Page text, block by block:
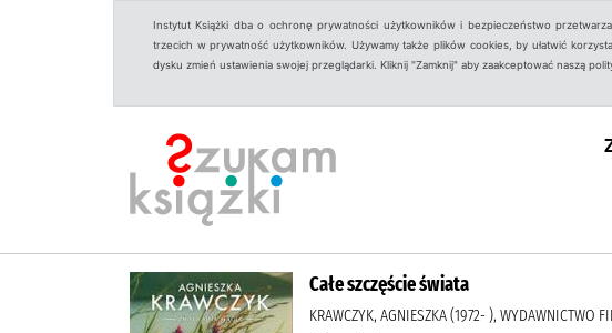
Instytut Książki dba o ochronę prywatności użytkowników i bezpieczeństwo
trzecich w prywatność użytkowników. Używamy także plików cookies, by ułatwić
dysku zmień ustawienia swojej przeglądarki. Kliknij "Zamknij" aby zaakceptować naszą
Całe szczęście świata
KRAWCZYK, AGNIESZKA (1972- ), WYDAWNICTWO